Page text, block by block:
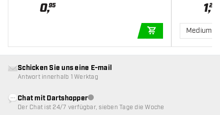
0,95
IN DEN
1,25
Medium
Schicken Sie uns eine E-mail
Antwort innerhalb 1 Werktag
Chat mit DartshopperKundenservice nicht verfügbar
Der Chat ist 24/7 verfügbar, sieben Tage die Woche